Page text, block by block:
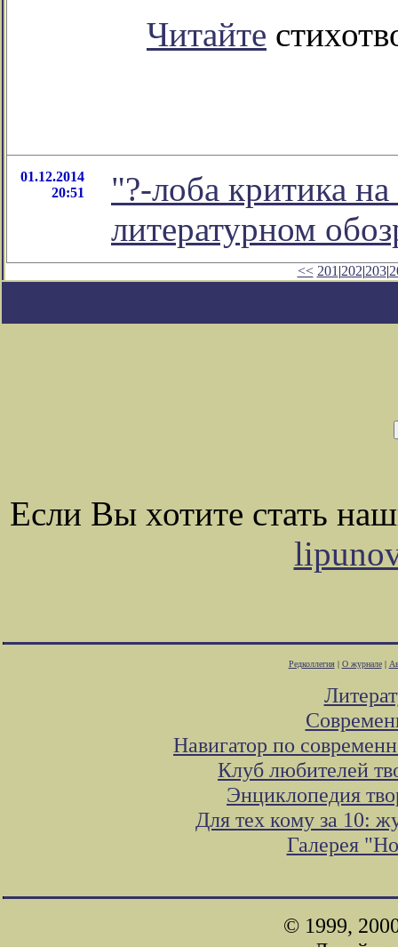
Читайте
01.12.2014
20:51
"?-лоба критика
литературном
<< 201 |202|203|
Если Вы хотите стать
Редколлегия| О журнале|
Навигатор по
Клуб любителей
Энциклопедия
Для тех кому за 10:
Галерея
© 1999,